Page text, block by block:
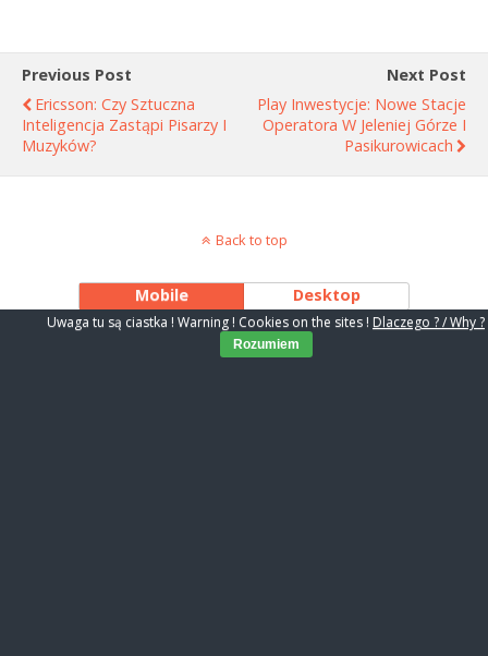
Previous Post
Ericsson: Czy Sztuczna
Inteligencja Zastąpi Pisarzy I
Muzyków?
Next Post
Play Inwestycje: Nowe Stacje
Operatora W Jeleniej Górze I
Pasikurowicach
Back to top
Mobile Desktop
Uwaga tu są ciastka ! Warning ! Cookies on the sites ! Dlaczego ? / Why ?
Rozumiem